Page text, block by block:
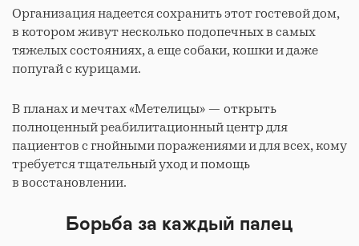
Организация надеется сохранить этот гостевой дом,
в котором живут несколько подопечных в самых
тяжелых состояниях, а еще собаки, кошки и даже
попугай с курицами.
В планах и мечтах «Метелицы» — открыть
полноценный реабилитационный центр для
пациентов с гнойными поражениями и для всех, кому
требуется тщательный уход и помощь
в восстановлении.
Борьба за каждый палец